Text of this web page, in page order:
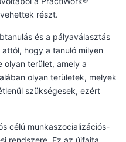
részt.
és a pályaválasztás
hogy a tanuló milyen
olyan terület, amely a
olyan területek, melyek
szükségesek, ezért
célú munkaszocializációs-
rendszere. Ez az újfajta